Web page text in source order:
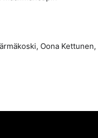
Oona Kettunen,